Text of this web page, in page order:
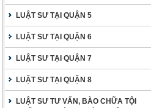
LUẬT SƯ TẠI QUẬN 5
LUẬT SƯ TẠI QUẬN 6
LUẬT SƯ TẠI QUẬN 7
LUẬT SƯ TẠI QUẬN 8
LUẬT SƯ TƯ VẤN, BÀO CHỮA TỘI